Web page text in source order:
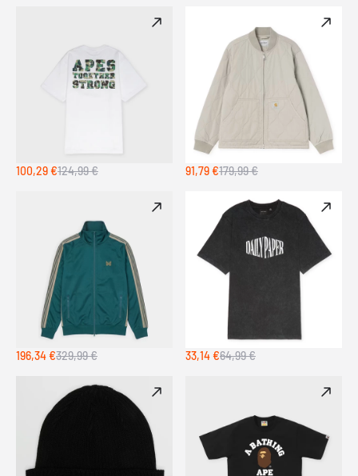
100,29 €124,99 € 91,79 €179,99 €
196,34 €329,99 € 33,14 €64,99 €